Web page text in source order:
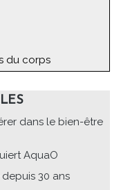
du corps
dans le bien-être
AquaO
30 ans